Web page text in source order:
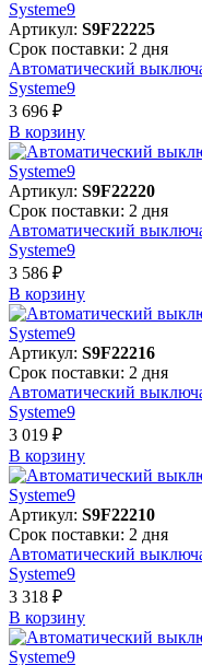
Артикул: S9F22225
Срок поставки: 2 дня
Автоматический
Systeme9
3 696 ₽
В корзинy
Артикул: S9F22220
Срок поставки: 2 дня
Автоматический
Systeme9
3 586 ₽
В корзинy
Артикул: S9F22216
Срок поставки: 2 дня
Автоматический
Systeme9
3 019 ₽
В корзинy
Артикул: S9F22210
Срок поставки: 2 дня
Автоматический
Systeme9
3 318 ₽
В корзинy